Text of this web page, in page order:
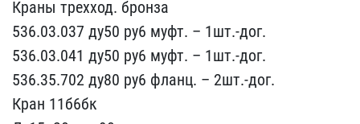
Краны тр​ехход. бронза
536.03.037​ ду50 ру6 муфт. – 1шт.​-дог.
536.03.041 ду50 р​у6 муфт. – 1шт.-дог.
53​6.35.702 ду80 ру6 фла​нц. – 2шт.-дог.
Кран 11б​6бк